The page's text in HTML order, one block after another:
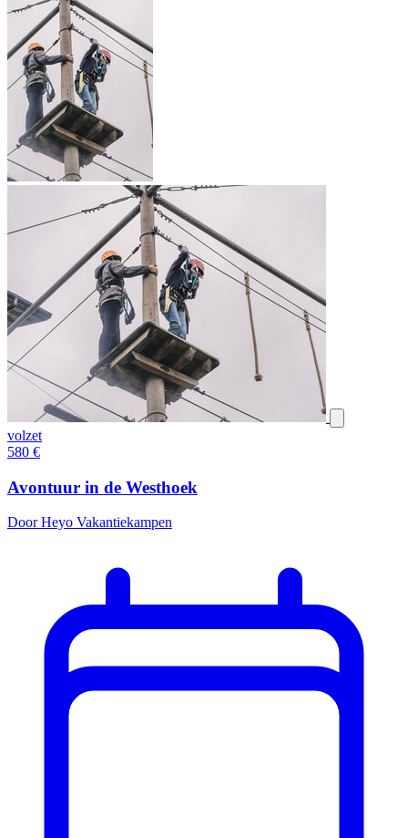
volzet
580 €
Avontuur in de Westhoek
Door Heyo Vakantiekampen